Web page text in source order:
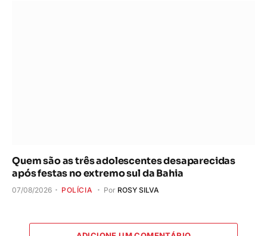
Quem são as três adolescentes desaparecidas
após festas no extremo sul da Bahia
07/08/2026 POLÍCIA Por ROSY SILVA